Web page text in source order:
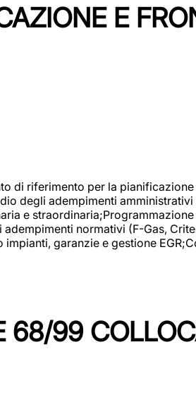
E
di riferimento per la
degli adempimenti
e
normativi (F-Gas,
garanzie e gestione
68/99